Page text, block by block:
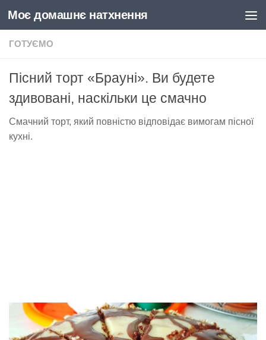
Skip to content
Моє домашнє натхнення
ГОТУЄМО
Пісний торт «Брауні». Ви будете
здивовані, наскільки це смачно
Смачний торт, який повністю відповідає вимогам пісної
кухні.